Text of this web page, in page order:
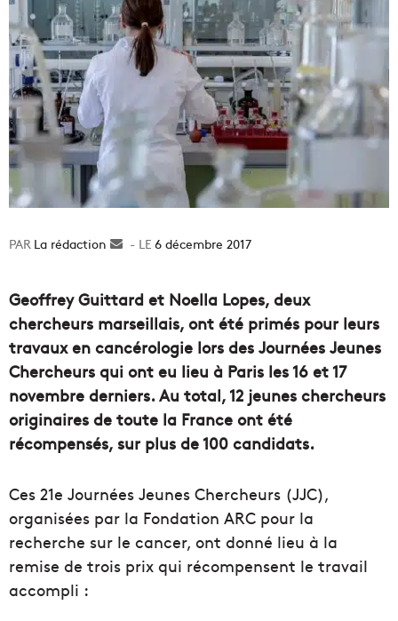
La rédaction
Envoyer6 décembre 2017
Geoffrey Guittard et Noella Lopes, deux
chercheurs marseillais, ont été primés pour leurs
travaux en cancérologie lors des Journées Jeunes
Chercheurs qui ont eu lieu à Paris les 16 et 17
novembre derniers. Au total, 12 jeunes chercheurs
originaires de toute la France ont été
récompensés, sur plus de 100 candidats.
Ces 21e Journées Jeunes Chercheurs (JJC),
organisées par la Fondation ARC pour la
recherche sur le cancer, ont donné lieu à la
remise de trois prix qui récompensent le travail
accompli :